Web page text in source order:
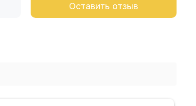
Оставить отзыв